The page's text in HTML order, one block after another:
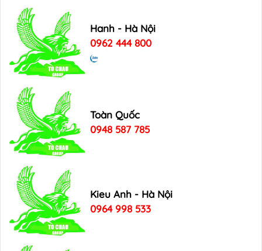
Hanh - Hà Nội
0962 444 800
Toàn Quốc
0948 587 785
Kieu Anh - Hà Nội
0964 998 533